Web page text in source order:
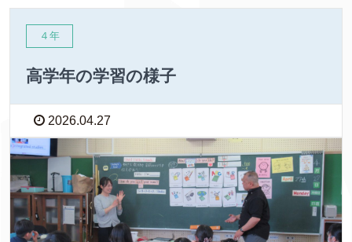
４年
高学年の学習の様子
2026.04.27